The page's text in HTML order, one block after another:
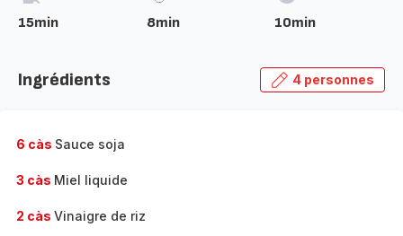
15min 8min 10min
Ingrédients 4 personnes
6 càs Sauce soja
3 càs Miel liquide
2 càs Vinaigre de riz